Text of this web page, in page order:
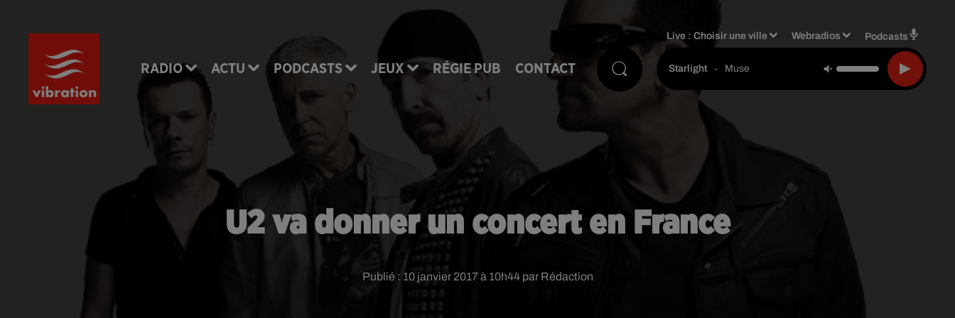
RADIO ACTU PODCASTS JEUX RÉGIE PUB CONTACT
Live :Choisir une ville Webradios Podcasts
Starlight - Muse
U2 va donner un concert en France
Publié : 10 janvier 2017 à 10h44 par Rédaction